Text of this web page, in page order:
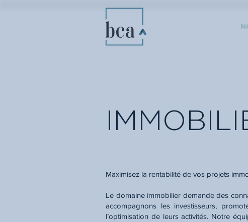
Maximisez la rentabilité de vos projets
Le domaine immobilier demande des
accompagnons les investisseurs,
l’optimisation de leurs activités. Notre